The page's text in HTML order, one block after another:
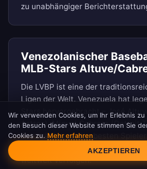
zu unabhängiger
Venezolanischer
MLB-Stars Altuve/
Die LVBP ist eine der
Ligen der Welt. Venezuela hat
Stars hervorgebracht – José
Astros), Miguel Cabrera (Detroit
Soto zählen zu den besten
Geschichte. Alle Spiele mit
weltweit verfolgen.
Cookie-Einwilligung
Wir verwenden Cookies, um Ihr Erlebnis
den Besuch dieser Website stimmen Sie
Cookies zu. Mehr erfahren
AKZEPTIEREN